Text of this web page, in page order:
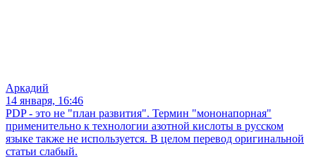
Аркадий
14 января, 16:46
PDP - это не "план развития". Термин "мононапорная"
применительно к технологии азотной кислоты в русском
языке также не используется. В целом перевод оригинальной
статьи слабый.